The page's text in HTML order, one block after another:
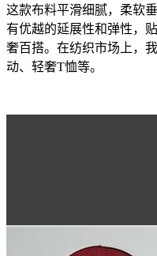
这款布料平滑细腻，柔软
有优越的延展性和弹性，
奢百搭。在纺织市场上，
动、轻奢T恤等。